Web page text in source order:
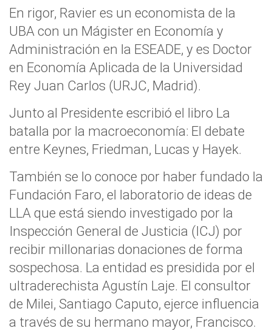
En rigor, Ravier es un economista de la
UBA con un Mágister en Economía y
Administración en la ESEADE, y es Doctor
en Economía Aplicada de la Universidad
Rey Juan Carlos (URJC, Madrid).
Junto al Presidente escribió el libro La
batalla por la macroeconomía: El debate
entre Keynes, Friedman, Lucas y Hayek.
También se lo conoce por haber fundado la
Fundación Faro, el laboratorio de ideas de
LLA que está siendo investigado por la
Inspección General de Justicia (ICJ) por
recibir millonarias donaciones de forma
sospechosa. La entidad es presidida por el
ultraderechista Agustín Laje. El consultor
de Milei, Santiago Caputo, ejerce influencia
a través de su hermano mayor, Francisco.